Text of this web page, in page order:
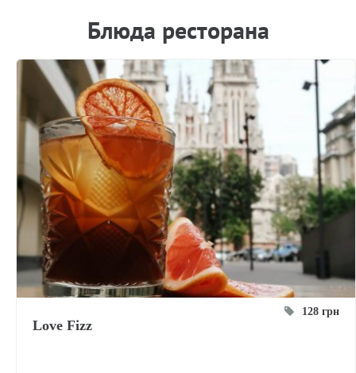
Блюда ресторана
128 грн
Love Fizz